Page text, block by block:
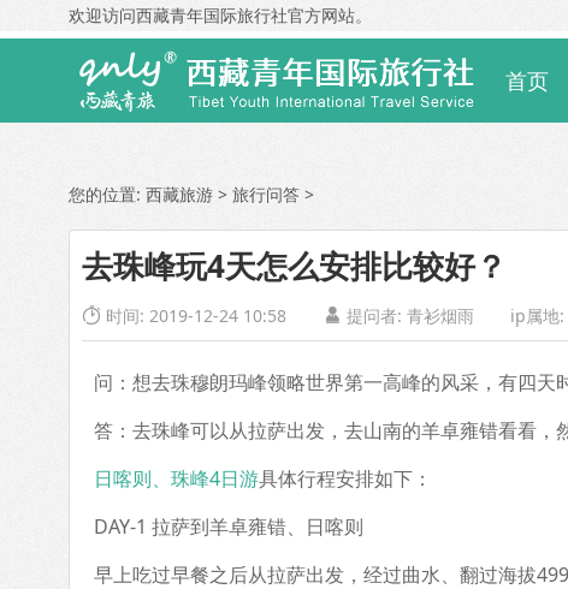
欢迎访问西藏青年国际旅行社官方网站。
首页
您的位置: 西藏旅游 > 旅行问答 >
去珠峰玩4天怎么安排比较好？
 时间: 2019-12-24 10:58  提问者: 青衫烟雨 ip属地
问：想去珠穆朗玛峰领略世界第一高峰的风采，有四天
答：去珠峰可以从拉萨出发，去山南的羊卓雍错看看，
日喀则、珠峰4日游具体行程安排如下：
DAY-1 拉萨到羊卓雍错、日喀则
早上吃过早餐之后从拉萨出发，经过曲水、翻过海拔